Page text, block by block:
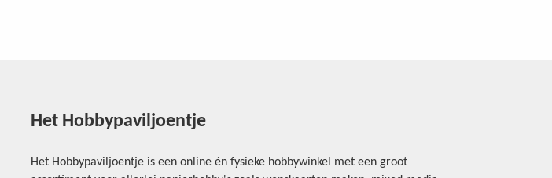
Het Hobbypaviljoentje
Het Hobbypaviljoentje is een online én fysieke hobbywinkel met een groot